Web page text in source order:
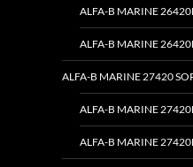
ALFA-B MARINE
ALFA-B MARINE
ALFA-B MARINE 27420
ALFA-B MARINE
ALFA-B MARINE